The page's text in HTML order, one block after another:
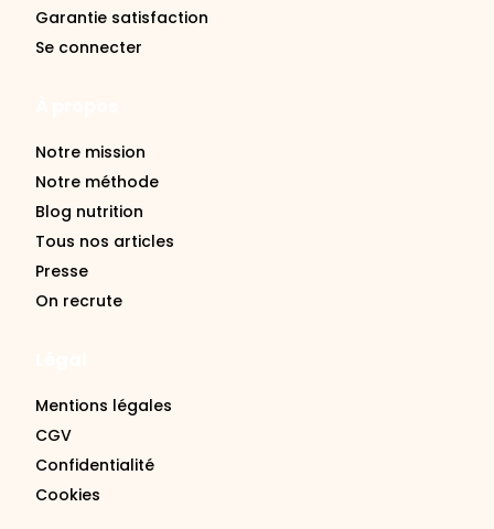
Garantie satisfaction
Se connecter
Notre mission
Notre méthode
Blog nutrition
Tous nos articles
Presse
On recrute
Mentions légales
CGV
Confidentialité
Cookies